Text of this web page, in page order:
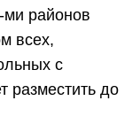
ми районов
всех,
с
разместить до